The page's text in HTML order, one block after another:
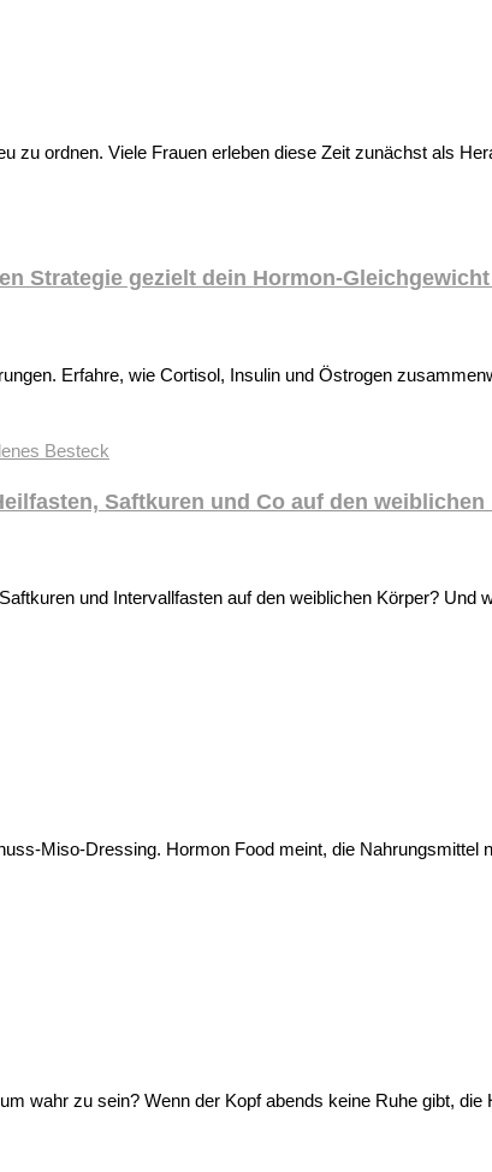
zu ordnen. Viele Frauen erleben diese Zeit zunächst als
Strategie gezielt dein Hormon-
Erfahre, wie Cortisol, Insulin und Östrogen
Saftkuren und Co auf den weiblichen
und Intervallfasten auf den weiblichen Körper?
Miso-Dressing. Hormon Food meint, die
wahr zu sein? Wenn der Kopf abends keine Ruhe gibt, die